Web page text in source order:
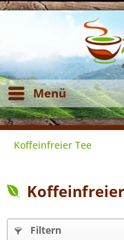
Menü
Koffeinfreier Tee
Filtern